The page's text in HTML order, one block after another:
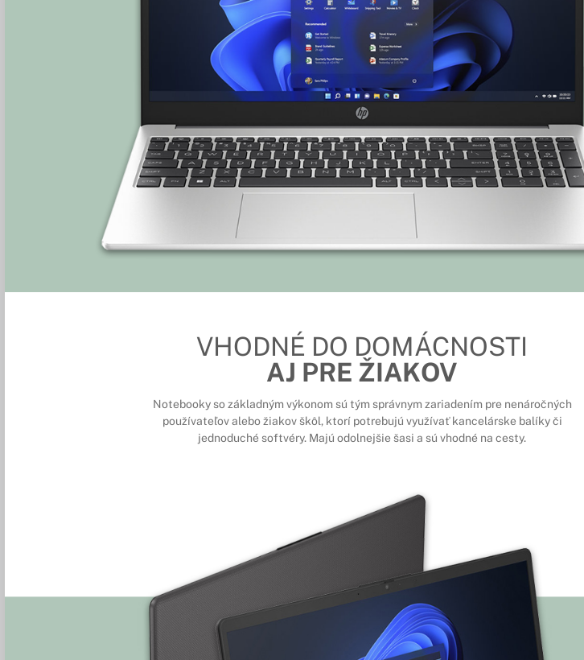
VHODNÉ DO DOMÁCNOSTI
AJ PRE ŽIAKOV
Notebooky so základným výkonom sú tým správnym zariadením pre nenáročných
používateľov alebo žiakov škôl, ktorí potrebujú využívať kancelárske balíky či
jednoduché softvéry. Majú odolnejšie šasi a sú vhodné na cesty.